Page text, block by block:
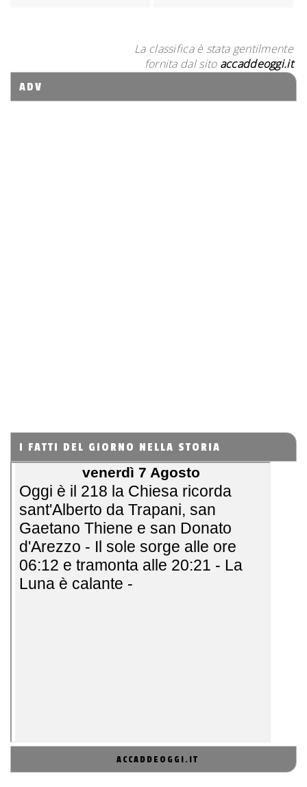
La classifica è stata gentilmente
fornita dal sito accaddeoggi.it
ADV
I FATTI DEL GIORNO NELLA STORIA
ACCADDEOGGI.IT